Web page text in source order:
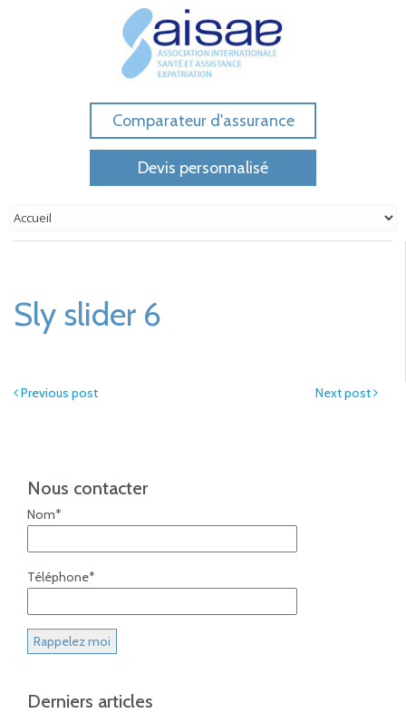
Comparateur d'assurance
Devis personnalisé
Sly slider 6
Next post
Previous post
Nous contacter
Nom*
Téléphone*
Derniers articles